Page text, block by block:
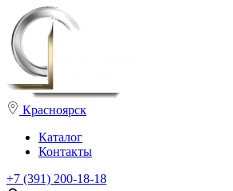
Красноярск
Каталог
Контакты
+7 (391) 200-18-18